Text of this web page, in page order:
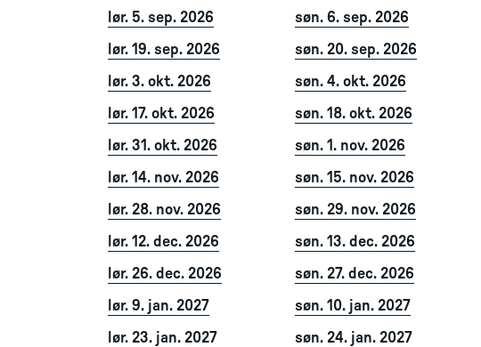
lør. 5. sep. 2026
søn. 6. sep. 2026
lør. 19. sep. 2026
søn. 20. sep. 2026
lør. 3. okt. 2026
søn. 4. okt. 2026
lør. 17. okt. 2026
søn. 18. okt. 2026
lør. 31. okt. 2026
søn. 1. nov. 2026
lør. 14. nov. 2026
søn. 15. nov. 2026
lør. 28. nov. 2026
søn. 29. nov. 2026
lør. 12. dec. 2026
søn. 13. dec. 2026
lør. 26. dec. 2026
søn. 27. dec. 2026
lør. 9. jan. 2027
søn. 10. jan. 2027
lør. 23. jan. 2027
søn. 24. jan. 2027